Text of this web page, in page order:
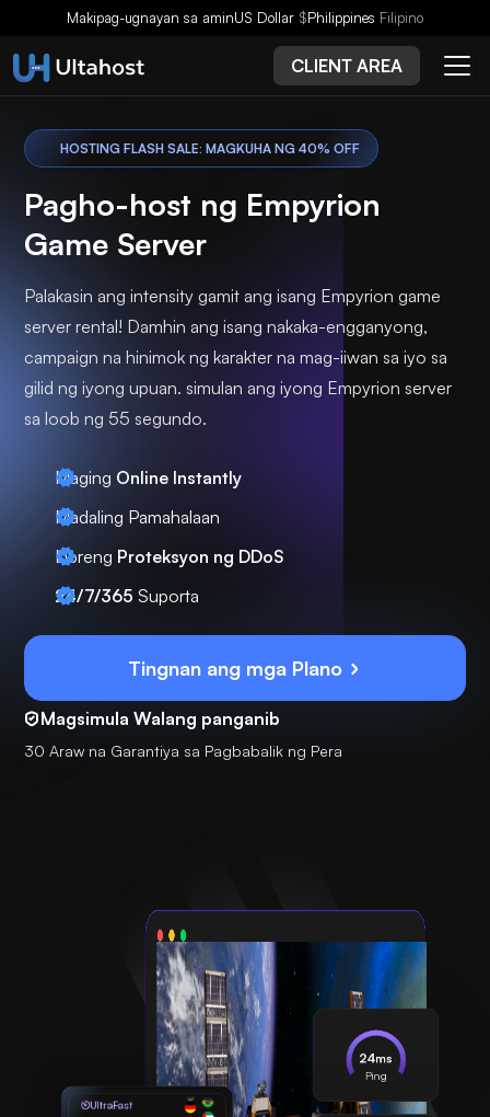
Makipag-ugnayan sa aminUS Dollar $Philippines Filipino
CLIENT AREA
HOSTING FLASH SALE: MAGKUHA NG 40% OFF
Pagho-host ng Empyrion
Game Server
Palakasin ang intensity gamit ang isang Empyrion game
server rental! Damhin ang isang nakaka-engganyong,
campaign na hinimok ng karakter na mag-iiwan sa iyo sa
gilid ng iyong upuan. simulan ang iyong Empyrion server
sa loob ng 55 segundo.
Maging Online Instantly
Madaling Pamahalaan
Libreng Proteksyon ng DDoS
24/7/365 Suporta
Tingnan ang mga Plano
Magsimula Walang panganib
30 Araw na Garantiya sa Pagbabalik ng Pera
UltraFast
24ms
Ping